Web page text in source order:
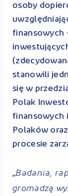
osoby
finansowych
stanowili
się w
Polak
finansowych
Polaków
procesie
„Badania,
gromadzą